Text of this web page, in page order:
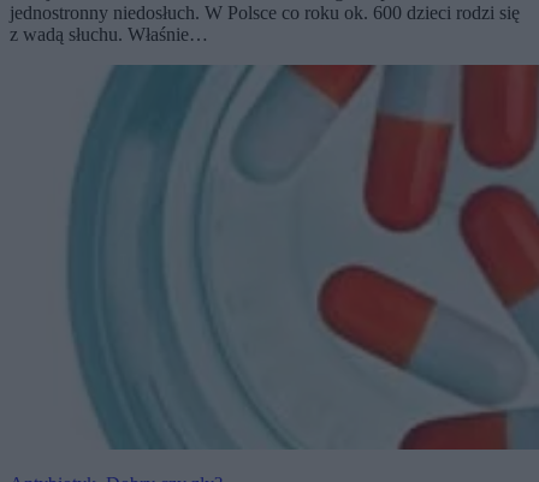
jednostronny niedosłuch. W Polsce co roku ok. 600 dzieci rodzi się
z wadą słuchu. Właśnie…